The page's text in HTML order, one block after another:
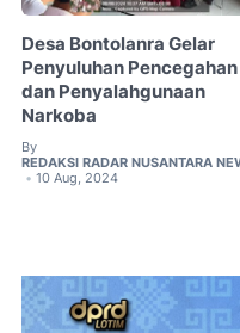
Desa Bontolanra Gelar
Penyuluhan Pencegahan
dan Penyalahgunaan
Narkoba
By
REDAKSI RADAR NUSANTARA
• 10 Aug, 2024